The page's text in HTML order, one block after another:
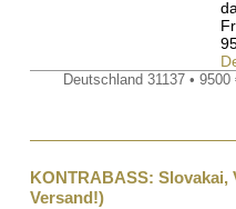
Deutschland 31137 • 9500
KONTRABASS:
Versand!)